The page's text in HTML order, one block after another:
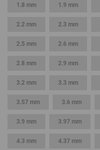
1.8 mm 1.9 mm
2.2 mm 2.3 mm
2.5 mm 2.6 mm
2.8 mm 2.9 mm
3.2 mm 3.3 mm
3.57 mm 3.6 mm
3.9 mm 3.97 mm
4.3 mm 4.37 mm